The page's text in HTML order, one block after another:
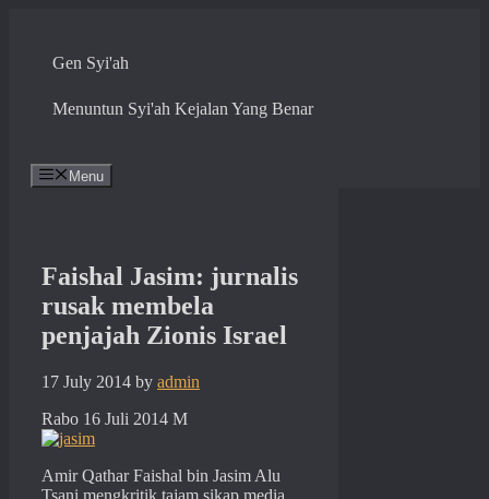
contentGen Syi'ah
Menuntun Syi'ah Kejalan Yang Benar
Menu
Faishal Jasim: jurnalis
rusak membela
penjajah Zionis Israel
17 July 2014 by admin
Rabo 16 Juli 2014 M
Amir Qathar Faishal bin Jasim Alu